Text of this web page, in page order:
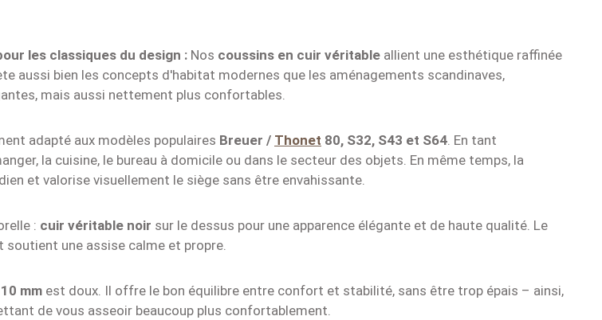
les classiques du design : Nos coussins en cuir véritable allient une esthétique raffinée
aussi bien les concepts d'habitat modernes que les aménagements scandinaves,
mais aussi nettement plus confortables.
adapté aux modèles populaires Breuer / Thonet 80, S32, S43 et S64. En tant
la cuisine, le bureau à domicile ou dans le secteur des objets. En même temps, la
et valorise visuellement le siège sans être envahissante.
: cuir véritable noir sur le dessus pour une apparence élégante et de haute qualité. Le
soutient une assise calme et propre.
mm est doux. Il offre le bon équilibre entre confort et stabilité, sans être trop épais – ainsi,
de vous asseoir beaucoup plus confortablement.